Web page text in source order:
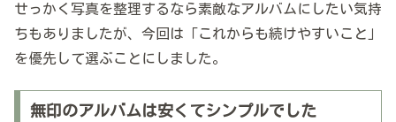
せっかく写真を整理するなら素敵なアルバムにしたい気持
ちもありましたが、今回は「これからも続けやすいこと」
を優先して選ぶことにしました。
無印のアルバムは安くてシンプルでした